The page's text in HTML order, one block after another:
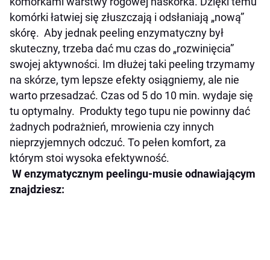
komórki łatwiej się złuszczają i odsłaniają „nową”
skórę. Aby jednak peeling enzymatyczny był
skuteczny, trzeba dać mu czas do „rozwinięcia”
swojej aktywności. Im dłużej taki peeling trzymamy
na skórze, tym lepsze efekty osiągniemy, ale nie
warto przesadzać. Czas od 5 do 10 min. wydaje się
tu optymalny. Produkty tego tupu nie powinny dać
żadnych podrażnień, mrowienia czy innych
nieprzyjemnych odczuć. To pełen komfort, za
którym stoi wysoka efektywność.
W enzymatycznym peelingu-musie odnawiającym
znajdziesz: